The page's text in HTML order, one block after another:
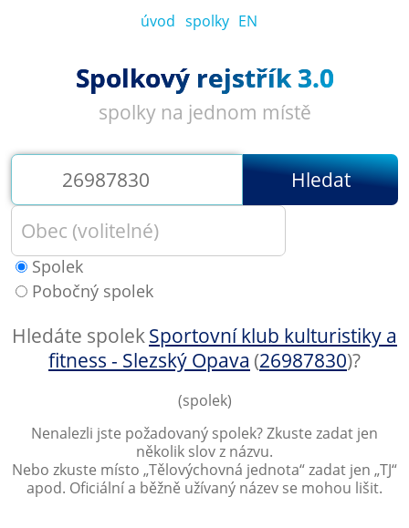
úvod spolky EN
Spolkový rejstřík 3.0
spolky na jednom místě
Hledat
Spolek
Pobočný spolek
Hledáte spolekSportovní klub kulturistiky a
fitness - Slezský Opava (26987830)?
(spolek)
Nenalezli jste požadovaný spolek? Zkuste zadat jen
několik slov z názvu.
Nebo zkuste místo „Tělovýchovná jednota“ zadat jen „TJ“
apod. Oficiální a běžně užívaný název se mohou lišit.